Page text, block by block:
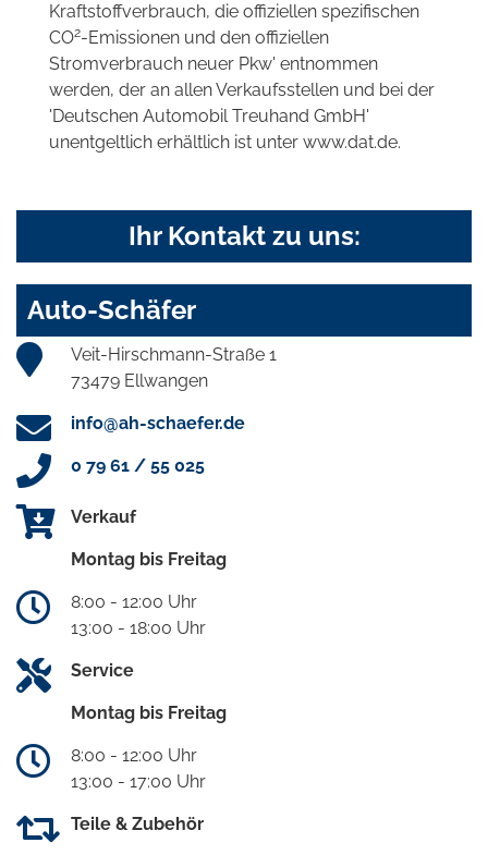
Kraftstoffverbrauch, die offiziellen spezifischen
CO2-Emissionen und den offiziellen
Stromverbrauch neuer Pkw' entnommen
werden, der an allen Verkaufsstellen und bei der
'Deutschen Automobil Treuhand GmbH'
unentgeltlich erhältlich ist unter www.dat.de.
Ihr Kontakt zu uns:
Auto-Schäfer
Veit-Hirschmann-Straße 1
73479 Ellwangen
info@ah-schaefer.de
0 79 61 / 55 025
Verkauf
Montag bis Freitag
8:00 - 12:00 Uhr
13:00 - 18:00 Uhr
Service
Montag bis Freitag
8:00 - 12:00 Uhr
13:00 - 17:00 Uhr
Teile & Zubehör